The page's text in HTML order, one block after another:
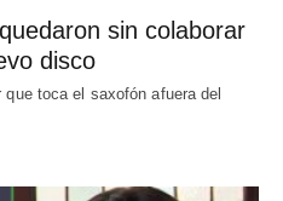
sin colaborar
disco
toca el saxofón afuera del